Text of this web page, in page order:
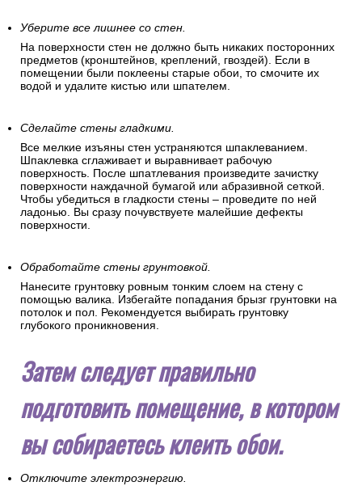
Уберите все лишнее со стен.
На поверхности стен не должно быть никаких посторонних
предметов (кронштейнов, креплений, гвоздей). Если в
помещении были поклеены старые обои, то смочите их
водой и удалите кистью или шпателем.
Сделайте стены гладкими.
Все мелкие изъяны стен устраняются шпаклеванием.
Шпаклевка сглаживает и выравнивает рабочую
поверхность. После шпатлевания произведите зачистку
поверхности наждачной бумагой или абразивной сеткой.
Чтобы убедиться в гладкости стены – проведите по ней
ладонью. Вы сразу почувствуете малейшие дефекты
поверхности.
Обработайте стены грунтовкой.
Нанесите грунтовку ровным тонким слоем на стену с
помощью валика. Избегайте попадания брызг грунтовки на
потолок и пол. Рекомендуется выбирать грунтовку
глубокого проникновения.
Затем следует правильно
подготовить помещение, в котором
вы собираетесь клеить обои.
Отключите электроэнергию.